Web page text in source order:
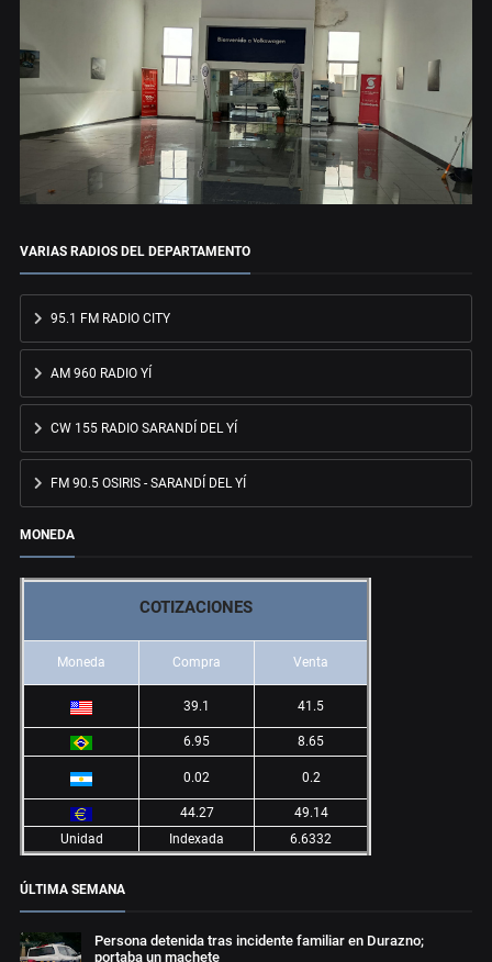
VARIAS RADIOS DEL DEPARTAMENTO
95.1 FM RADIO CITY
AM 960 RADIO YÍ
CW 155 RADIO SARANDÍ DEL YÍ
FM 90.5 OSIRIS - SARANDÍ DEL YÍ
MONEDA
COTIZACIONES
Moneda Compra Venta
39.1 41.5
6.95 8.65
0.02 0.2
44.27
49.14
Unidad
Indexada 6.6332
ÚLTIMA SEMANA
Persona detenida tras incidente familiar en Durazno;
portaba un machete